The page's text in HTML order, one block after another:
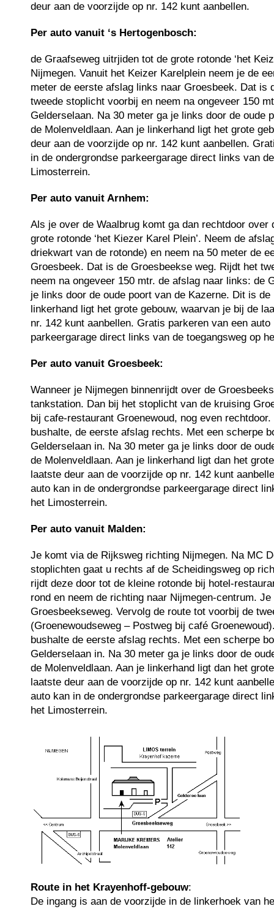
deur aan de voorzijde op nr. 142 kunt aanbellen.
Per auto vanuit ‘s Hertogenbosch:
de Graafseweg uitrjiden tot de grote rotonde ‘het
Nijmegen. Vanuit het Keizer Karelplein neem je de
meter de eerste afslag links naar Groesbeek. Dat is
tweede stoplicht voorbij en neem na ongeveer 150
Gelderselaan. Na 30 meter ga je links door de oude
de Molenveldlaan. Aan je linkerhand ligt het grote
deur aan de voorzijde op nr. 142 kunt aanbellen.
in de ondergrondse parkeergarage direct links van
Limosterrein.
Per auto vanuit Arnhem:
Als je over de Waalbrug komt ga dan rechtdoor over
grote rotonde ‘het Kiezer Karel Plein’. Neem de
driekwart van de rotonde) en neem na 50 meter de
Groesbeek. Dat is de Groesbeekse weg. Rijdt het
neem na ongeveer 150 mtr. de afslag naar links: de
je links door de oude poort van de Kazerne. Dit is de
linkerhand ligt het grote gebouw, waarvan je bij de
nr. 142 kunt aanbellen. Gratis parkeren van een
parkeergarage direct links van de toegangsweg op
Per auto vanuit Groesbeek:
Wanneer je Nijmegen binnenrijdt over de
tankstation. Dan bij het stoplicht van de kruising
bij cafe-restaurant Groenewoud, nog even
bushalte, de eerste afslag rechts. Met een scherpe
Gelderselaan in. Na 30 meter ga je links door de
de Molenveldlaan. Aan je linkerhand ligt dan het
laatste deur aan de voorzijde op nr. 142 kunt
auto kan in de ondergrondse parkeergarage direct
het Limosterrein.
Per auto vanuit Malden:
Je komt via de Rijksweg richting Nijmegen. Na MC
stoplichten gaat u rechts af de Scheidingsweg op
rijdt deze door tot de kleine rotonde bij hotel-
rond en neem de richting naar Nijmegen-centrum. Je
Groesbeekseweg. Vervolg de route tot voorbij de
(Groenewoudseweg – Postweg bij café
bushalte de eerste afslag rechts. Met een scherpe
Gelderselaan in. Na 30 meter ga je links door de
de Molenveldlaan. Aan je linkerhand ligt dan het
laatste deur aan de voorzijde op nr. 142 kunt
auto kan in de ondergrondse parkeergarage direct
het Limosterrein.
Route in het Krayenhoff-gebouw:
De ingang is aan de voorzijde in de linkerhoek van